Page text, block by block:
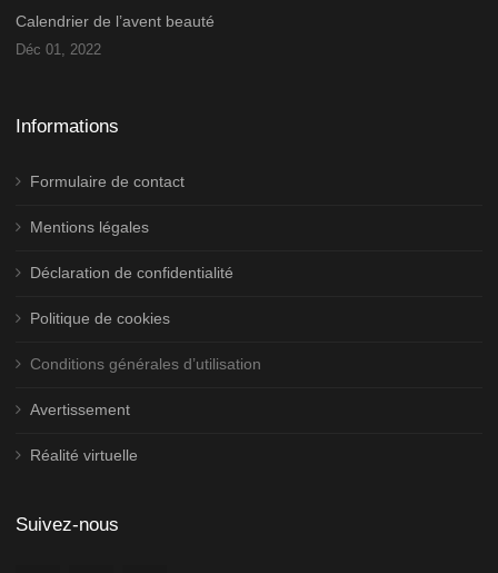
Calendrier de l’avent beauté
Déc 01, 2022
Informations
Formulaire de contact
Mentions légales
Déclaration de confidentialité
Politique de cookies
Conditions générales d’utilisation
Avertissement
Réalité virtuelle
Suivez-nous